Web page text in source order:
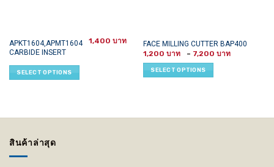
APKT1604,APMT1604
CARBIDE INSERT
1,400
SELECT OPTIONS
This
product
has
multiple
chosen
on
FACE MILLING CUTTER BAP400
1,200 – 7,200
SELECT OPTIONS
This
product
has
multiple
สินค้าล่าสุด